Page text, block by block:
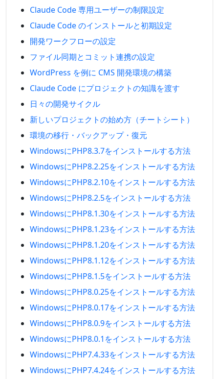
Claude Code 専用ユーザーの制限設定
Claude Code のインストールと初期設定
開発ワークフローの設定
ファイル同期とコミット連携の設定
WordPress を例に CMS 開発環境の構築
Claude Code にプロジェクトの知識を渡す
日々の開発サイクル
新しいプロジェクトの始め方（チートシート）
環境の移行・バックアップ・復元
WindowsにPHP8.3.7をインストールする方法
WindowsにPHP8.2.25をインストールする方法
WindowsにPHP8.2.10をインストールする方法
WindowsにPHP8.2.5をインストールする方法
WindowsにPHP8.1.30をインストールする方法
WindowsにPHP8.1.23をインストールする方法
WindowsにPHP8.1.20をインストールする方法
WindowsにPHP8.1.12をインストールする方法
WindowsにPHP8.1.5をインストールする方法
WindowsにPHP8.0.25をインストールする方法
WindowsにPHP8.0.17をインストールする方法
WindowsにPHP8.0.9をインストールする方法
WindowsにPHP8.0.1をインストールする方法
WindowsにPHP7.4.33をインストールする方法
WindowsにPHP7.4.24をインストールする方法